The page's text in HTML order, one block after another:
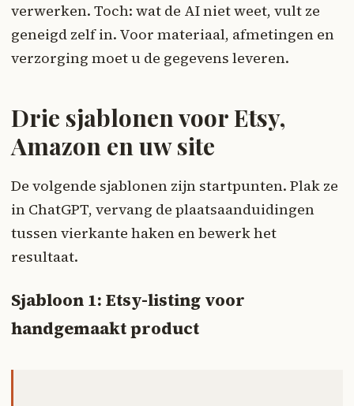
verwerken. Toch: wat de AI niet weet, vult ze
geneigd zelf in. Voor materiaal, afmetingen en
verzorging moet u de gegevens leveren.
Drie sjablonen voor Etsy,
Amazon en uw site
De volgende sjablonen zijn startpunten. Plak ze
in ChatGPT, vervang de plaatsaanduidingen
tussen vierkante haken en bewerk het
resultaat.
Sjabloon 1: Etsy-listing voor
handgemaakt product